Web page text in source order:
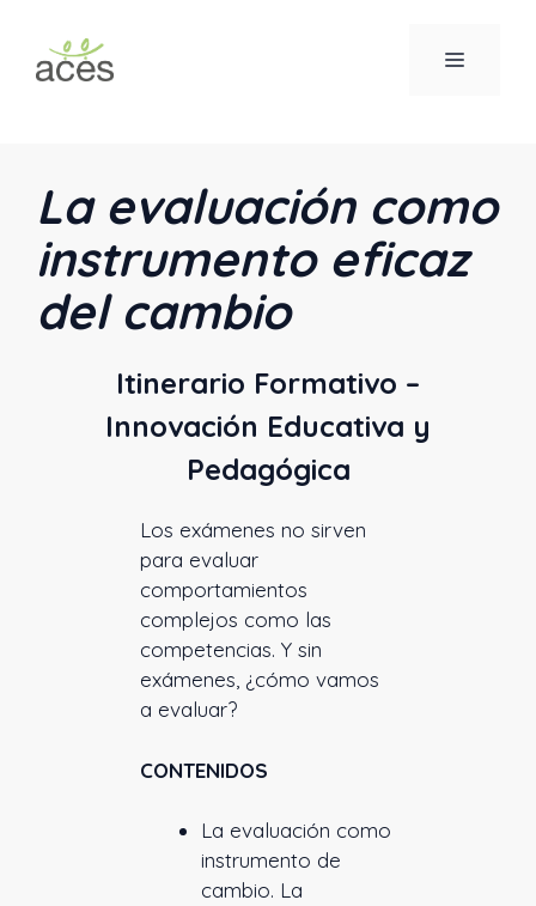
contenido
MENÚ
La evaluación como
instrumento eficaz
del cambio
Itinerario Formativo –
Innovación Educativa y
Pedagógica
Los exámenes no sirven
para evaluar
comportamientos
complejos como las
competencias. Y sin
exámenes, ¿cómo vamos
a evaluar?
CONTENIDOS
La evaluación como
instrumento de
cambio. La